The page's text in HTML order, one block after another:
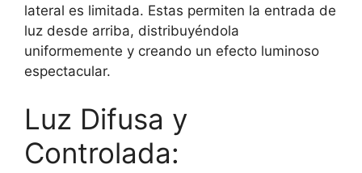
lateral es limitada. Estas permiten la entrada de
luz desde arriba, distribuyéndola
uniformemente y creando un efecto luminoso
espectacular.
Luz Difusa y
Controlada: